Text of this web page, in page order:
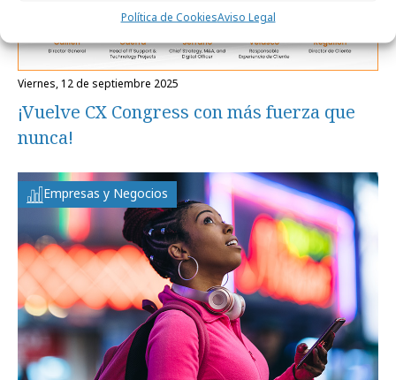
Política de CookiesAviso Legal
viernes, 12 de septiembre 2025
¡Vuelve CX Congress con más fuerza que
nunca!
Empresas y Negocios